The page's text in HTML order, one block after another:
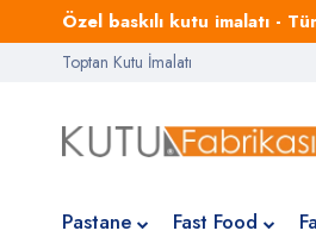
Özel baskılı kutu imalatı -
Toptan Kutu İmalatı
Pastane Fast Food